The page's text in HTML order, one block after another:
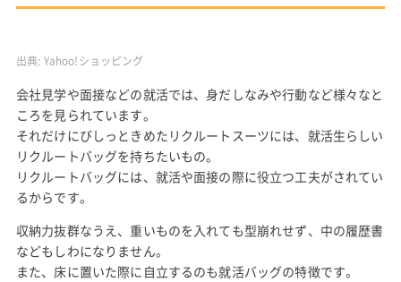
出典: Yahoo!ショッピング
会社見学や面接などの就活では、身だしなみや行動など様々なと
ころを見られています。
それだけにびしっときめたリクルートスーツには、就活生らしい
リクルートバッグを持ちたいもの。
リクルートバッグには、就活や面接の際に役立つ工夫がされてい
るからです。
収納力抜群なうえ、重いものを入れても型崩れせず、中の履歴書
などもしわになりません。
また、床に置いた際に自立するのも就活バッグの特徴です。